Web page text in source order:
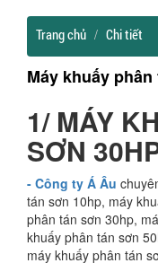
Trang chủ Chi tiết
Máy khuấy
1/ MÁY
SƠN
- Công ty Á Âu
tán sơn 10hp, máy
phân tán sơn 30hp,
khuấy phân tán sơn
máy khuấy phân tán